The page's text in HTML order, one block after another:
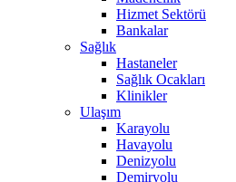
Hizmet Sektörü
Bankalar
Sağlık
Hastaneler
Sağlık Ocakları
Klinikler
Ulaşım
Karayolu
Havayolu
Denizyolu
Demiryolu